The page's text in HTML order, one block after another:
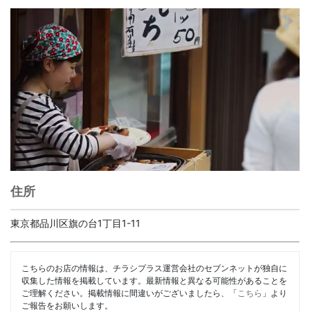
住所
東京都品川区旗の台1丁目1-11
こちらのお店の情報は、チラシプラス運営会社のセブンネットが独自に
収集した情報を掲載しています。最新情報と異なる可能性があることを
ご理解ください。掲載情報に間違いがございましたら、「 こちら 」より
ご報告をお願いします。